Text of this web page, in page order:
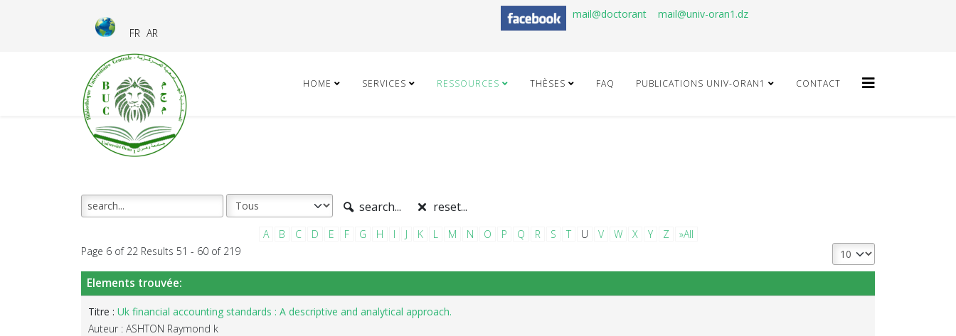
FR AR
mail@doctorant mail@univ-oran1.dz
HOME SERVICES RESSOURCES THÈSES FAQ PUBLICATIONS UNIV-ORAN1 CONTACT
search... reset...
A B C D E F G H I J K L M N O P Q R S T U V W X Y Z
»All
Page 6 of 22 Results 51 - 60 of 219
Elements trouvée:
Titre : Uk financial accounting standards : A descriptive and analytical approach.
Auteur : ASHTON Raymond k